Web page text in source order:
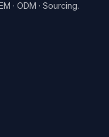
· ODM · Sourcing.